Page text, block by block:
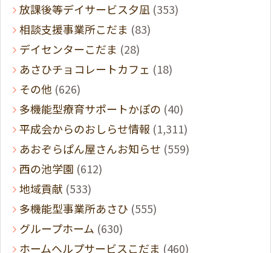
放課後等デイサービス夕凪 (353)
相談支援事業所こだま (83)
デイセンターこだま (28)
あさひチョコレートカフェ (18)
その他 (626)
多機能型療育サポートかぽの (40)
平成会からのおしらせ情報 (1,311)
あおぞらぱん屋さんお知らせ (559)
西の池学園 (612)
地域貢献 (533)
多機能型事業所あさひ (555)
グループホーム (630)
ホームヘルプサービスこだま (460)